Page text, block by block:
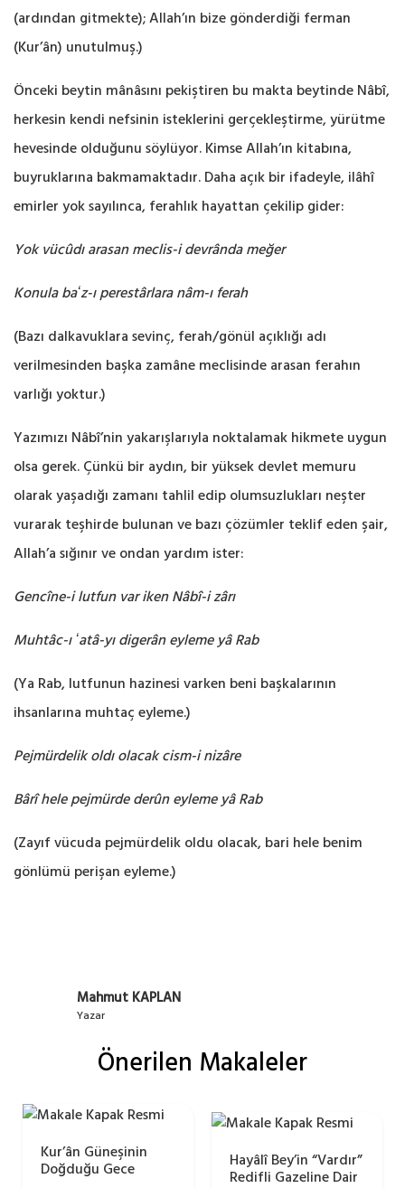
(ardından gitmekte); Allah’ın bize ‎gönderdiği ferman
(Kur’ân) unutulmuş.‎)
Önceki beytin mânâsını pekiştiren bu makta beytinde Nâbî,
herkesin kendi nefsinin isteklerini ‎gerçekleştirme, yürütme
hevesinde olduğunu söylüyor. Kimse Allah’ın kitabına,
buyruklarına ‎bakmamaktadır. Daha açık bir ifadeyle, ilâhî
emirler yok sayılınca, ferahlık hayattan çekilip gider: ‎
Yok vücûdı arasan meclis-i devrânda meğer
Konula baʻz-ı perestârlara nâm-ı ferah
(Bazı dalkavuklara sevinç, ferah/gönül açıklığı adı
verilmesinden başka zamâne meclisinde ‎arasan ferahın
varlığı yoktur‎.)‎
Yazımızı Nâbî’nin yakarışlarıyla noktalamak hikmete uygun
olsa gerek. Çünkü bir aydın, bir ‎yüksek devlet memuru
olarak yaşadığı zamanı tahlil edip olumsuzlukları neşter
vurarak teşhirde bulunan ve bazı çözümler teklif eden şair,
Allah’a sığınır ve ondan yardım ister:‎
Gencîne-i lutfun var iken Nâbî-i zârı
Muhtâc-ı ʻatâ-yı digerân eyleme yâ Rab
(Ya Rab, lutfunun hazinesi varken beni başkalarının
ihsanlarına muhtaç eyleme.‎)
Pejmürdelik oldı olacak cism-i nizâre
Bârî hele pejmürde derûn eyleme yâ Rab
(Zayıf vücuda pejmürdelik oldu olacak, bari hele benim
gönlümü perişan eyleme.‎)
Mahmut KAPLAN
Yazar
Önerilen Makaleler
Kur’ân Güneşinin
Doğduğu Gece
Hayâlî Bey’in “Vardır”
Redifli Gazeline Dair